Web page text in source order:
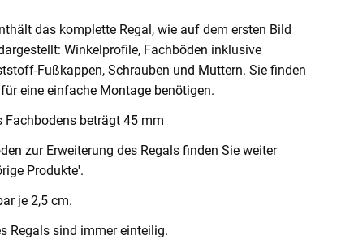
das komplette Regal, wie auf dem ersten Bild
Winkelprofile, Fachböden inklusive
Fußkappen, Schrauben und Muttern. Sie finden
eine einfache Montage benötigen.
Fachbodens beträgt 45 mm
zur Erweiterung des Regals finden Sie weiter
Produkte'.
je 2,5 cm.
Regals sind immer einteilig.